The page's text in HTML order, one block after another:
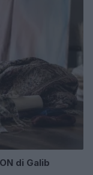
di Galib